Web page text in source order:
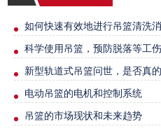
如何快速有效地进行吊篮清洗
科学使用吊篮，预防脱落等工
电动吊篮的电机和控制系统
吊篮的市场现状和未来趋势